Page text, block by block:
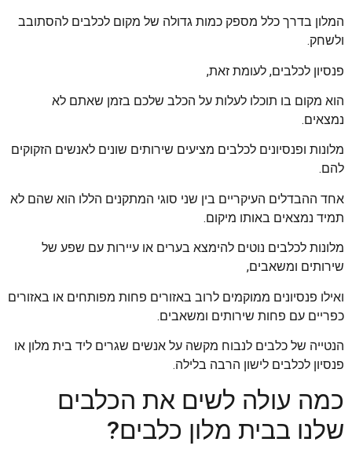
המלון בדרך כלל מספק כמות גדולה של מקום לכלבים להסתובב
ולשחק.
פנסיון לכלבים, לעומת זאת,
הוא מקום בו תוכלו לעלות על הכלב שלכם בזמן שאתם לא
נמצאים.
מלונות ופנסיונים לכלבים מציעים שירותים שונים לאנשים הזקוקים
להם.
אחד ההבדלים העיקריים בין שני סוגי המתקנים הללו הוא שהם לא
תמיד נמצאים באותו מיקום.
מלונות לכלבים נוטים להימצא בערים או עיירות עם שפע של
שירותים ומשאבים,
ואילו פנסיונים ממוקמים לרוב באזורים פחות מפותחים או באזורים
כפריים עם פחות שירותים ומשאבים.
הנטייה של כלבים לנבוח מקשה על אנשים שגרים ליד בית מלון או
פנסיון לכלבים לישון הרבה בלילה.
כמה עולה לשים את הכלבים
שלנו בבית מלון כלבים?